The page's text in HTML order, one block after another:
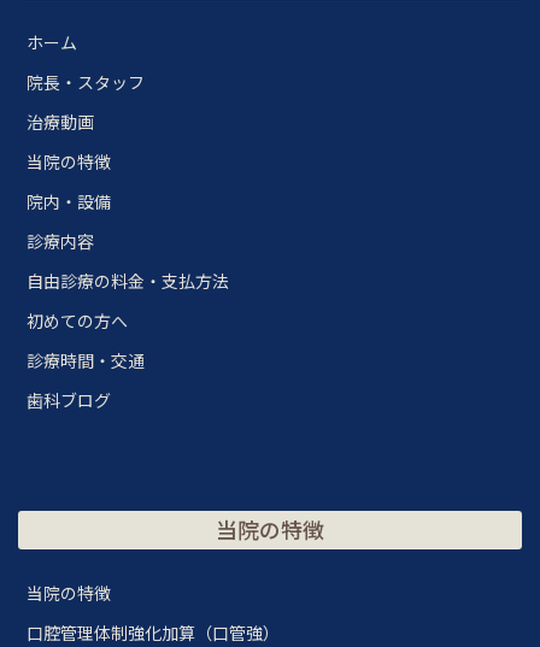
ホーム
院長・スタッフ
治療動画
当院の特徴
院内・設備
診療内容
自由診療の料金・支払方法
初めての方へ
診療時間・交通
歯科ブログ
当院の特徴
当院の特徴
口腔管理体制強化加算（口管強）